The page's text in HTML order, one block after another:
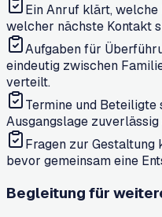
Ein Anruf klärt,
welcher nächste Kontakt
Aufgaben für
eindeutig zwischen
verteilt.
Termine und
Ausgangslage
Fragen zur Gestaltung
bevor gemeinsam eine
Begleitung für